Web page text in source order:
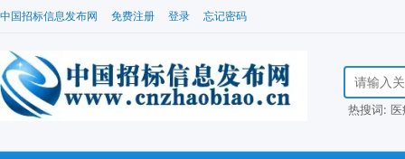
中国招标信息发布网 免费注册 登录 忘记密码
搜索招标信
热搜词: